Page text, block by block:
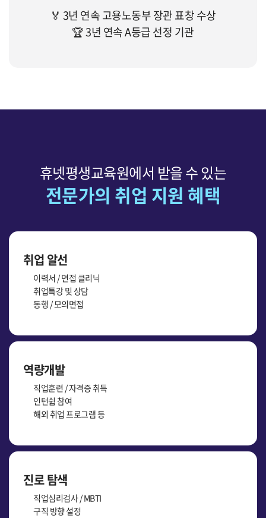
🏅 3년 연속 고용노동부 장관 표창 수상
🏆 3년 연속 A등급 선정 기관
휴넷평생교육원에서 받을 수 있는
전문가의 취업 지원 혜택
취업 알선
이력서 / 면접 클리닉
취업특강 및 상담
동행 / 모의면접
역량개발
직업훈련 / 자격증 취득
인턴쉽 참여
해외 취업 프로그램 등
진로 탐색
직업심리검사 / MBTI
구직 방향 설정